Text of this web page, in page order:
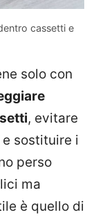
cassetti e
solo con
, evitare
sostituire i
perso
ma
è quello di